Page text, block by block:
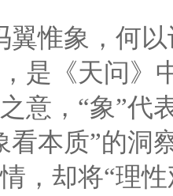
翼惟象，何
是《天问》
意，“象”代
看本质”的洞
，却将“理